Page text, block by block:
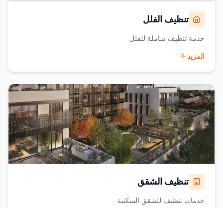
تنظيف الفلل
خدمة تنظيف شاملة للفلل
المزيد
تنظيف الشقق
خدمات تنظيف للشقق السكنية